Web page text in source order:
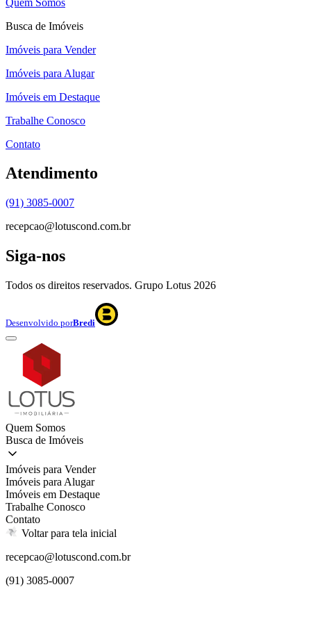
Busca de Imóveis
Imóveis para Vender
Imóveis para Alugar
Imóveis em Destaque
Trabalhe Conosco
Contato
Atendimento
(91) 3085-0007
recepcao@lotuscond.com.br
Siga-nos
Todos os direitos reservados. Grupo Lotus 2026
Desenvolvido porBredi
Quem Somos
Busca de Imóveis
Imóveis para Vender
Imóveis para Alugar
Imóveis em Destaque
Trabalhe Conosco
Contato
Voltar para tela inicial
recepcao@lotuscond.com.br
(91) 3085-0007